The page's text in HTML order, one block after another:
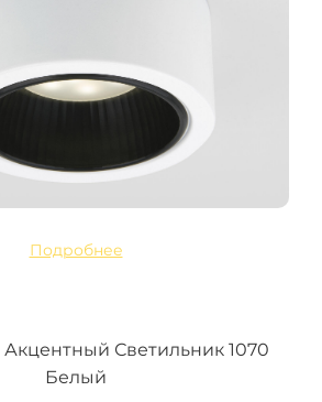
Подробнее
Светильник 1070
Белый